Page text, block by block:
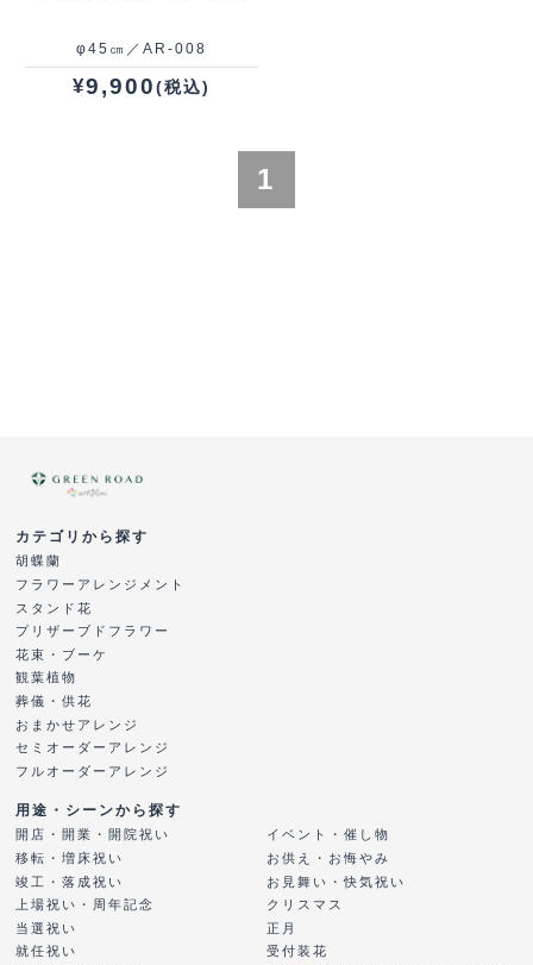
φ45㎝／AR-008
¥9,900(税込)
1
カテゴリから探す
胡蝶蘭
フラワーアレンジメント
スタンド花
プリザーブドフラワー
花束・ブーケ
観葉植物
葬儀・供花
おまかせアレンジ
セミオーダーアレンジ
フルオーダーアレンジ
用途・シーンから探す
開店・開業・開院祝い
移転・増床祝い
竣工・落成祝い
上場祝い・周年記念
当選祝い
就任祝い
イベント・催し物
お供え・お悔やみ
お見舞い・快気祝い
クリスマス
正月
受付装花